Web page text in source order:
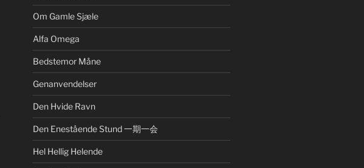
Om Gamle Sjæle
Alfa Omega
Bedstemor Måne
Genanvendelser
Den Hvide Ravn
Den Enestående Stund 一期一会
Hel Hellig Helende